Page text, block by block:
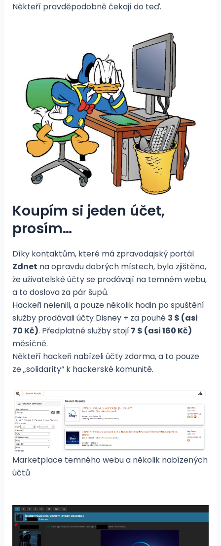
Někteří pravděpodobně čekají do teď.
Koupím si jeden účet,
prosím…
Díky kontaktům, které má zpravodajský portál
Zdnet na opravdu dobrých místech, bylo zjištěno,
že uživatelské účty se prodávají na temném webu,
a to doslova za pár šupů.
Hackeři nelenili, a pouze několik hodin po spuštění
služby prodávali účty Disney + za pouhé 3 $ (asi
70 Kč). Předplatné služby stojí7 $ (asi 160 Kč)
měsíčně.
Někteří hackeři nabízeli účty zdarma, a to pouze
ze „solidarity“ k hackerské komunitě.
Marketplace temného webu a několik nabízených
účtů